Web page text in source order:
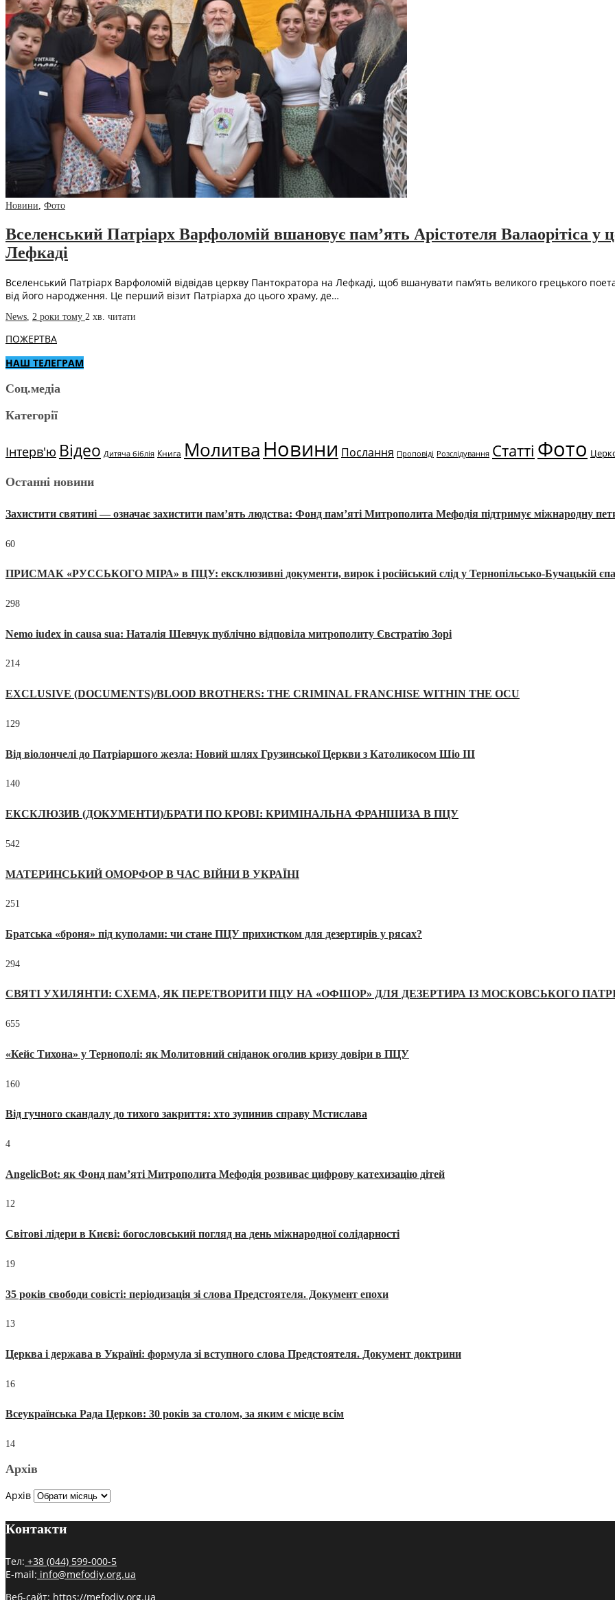
Новини, Фото
Вселенський Патріарх Варфоломій вшановує пам’ять Арістотеля Валаорітіса у
Лефкаді
Вселенський Патріарх Варфоломій відвідав церкву Пантократора на Лефкаді, щоб вшанувати пам’ять великого грецького
від його народження. Це перший візит Патріарха до цього храму, де…
News, 2 роки тому 2 хв. читати
ПОЖЕРТВА
НАШ ТЕЛЕГРАМ
Соц.медіа
Категорії
Інтерв'ю Відео Дитяча біблія Книга МолитваНовини Послання Проповіді Розслідування Статті Фото
Останні новини
Захистити святині — означає захистити пам’ять людства: Фонд пам’яті Митрополита Мефодія підтримує міжнародну
60
ПРИСМАК «РУССЬКОГО МІРА» в ПЦУ: ексклюзивні документи, вирок і російський слід у Тернопільсько-Бучацькій
298
Nemo iudex in causa sua: Наталія Шевчук публічно відповіла митрополиту Євстратію Зорі
214
EXCLUSIVE (DOCUMENTS)/BLOOD BROTHERS: THE CRIMINAL FRANCHISE WITHIN THE OCU
129
Від віолончелі до Патріаршого жезла: Новий шлях Грузинської Церкви з Католикосом Шіо III
140
ЕКСКЛЮЗИВ (ДОКУМЕНТИ)/БРАТИ ПО КРОВІ: КРИМІНАЛЬНА ФРАНШИЗА В ПЦУ
542
МАТЕРИНСЬКИЙ ОМОРФОР В ЧАС ВІЙНИ В УКРАЇНІ
251
Братська «броня» під куполами: чи стане ПЦУ прихистком для дезертирів у рясах?
294
СВЯТІ УХИЛЯНТИ: СХЕМА, ЯК ПЕРЕТВОРИТИ ПЦУ НА «ОФШОР» ДЛЯ ДЕЗЕРТИРА ІЗ МОСКОВСЬКОГО
655
«Кейс Тихона» у Тернополі: як Молитовний сніданок оголив кризу довіри в ПЦУ
160
Від гучного скандалу до тихого закриття: хто зупинив справу Мстислава
4
AngelicBot: як Фонд пам’яті Митрополита Мефодія розвиває цифрову катехизацію дітей
12
Світові лідери в Києві: богословський погляд на день міжнародної солідарності
19
35 років свободи совісті: періодизація зі слова Предстоятеля. Документ епохи
13
Церква і держава в Україні: формула зі вступного слова Предстоятеля. Документ доктрини
16
Всеукраїнська Рада Церков: 30 років за столом, за яким є місце всім
14
Архів
Архів
Контакти
Тел: +38 (044) 599-000-5
E-mail: info@mefodiy.org.ua
Веб-сайт: https://mefodiy.org.ua